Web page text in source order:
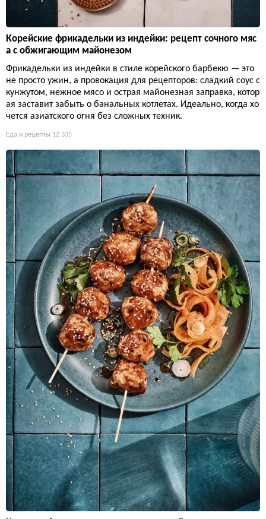
Корейские фрикадельки из индейки: рецепт сочного мяс
а с обжигающим майонезом
Фрикадельки из индейки в стиле корейского барбекю — это
не просто ужин, а провокация для рецепторов: сладкий соус с
кунжутом, нежное мясо и острая майонезная заправка, котор
ая заставит забыть о банальных котлетах. Идеально, когда хо
чется азиатского огня без сложных техник.
Еда и рецепты 12 335